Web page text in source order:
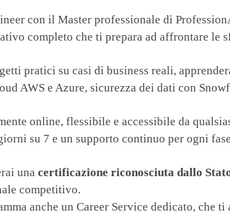
con il Master professionale di
completo che ti prepara ad affrontare le
pratici su casi di business reali,
AWS e Azure, sicurezza dei dati con
online, flessibile e accessibile da
su 7 e un supporto continuo per ogni
unacertificazione riconosciuta dallo
competitivo.
anche un Career Service dedicato, che